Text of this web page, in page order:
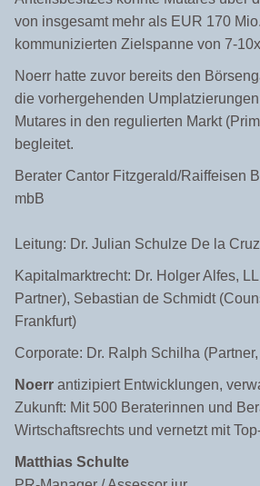
von insgesamt mehr als EUR 170
kommunizierten Zielspanne von 7-
Noerr hatte zuvor bereits den
die vorhergehenden
Mutares in den regulierten Markt
begleitet.
Berater Cantor Fitzgerald/Raiffeisen
mbB
Leitung: Dr. Julian Schulze De la
Kapitalmarktrecht: Dr. Holger Alfes,
Partner), Sebastian de Schmidt
Frankfurt)
Corporate: Dr. Ralph Schilha
Noerr antizipiert Entwicklungen,
Zukunft: Mit 500 Beraterinnen und
Wirtschaftsrechts und vernetzt mit
Matthias Schulte